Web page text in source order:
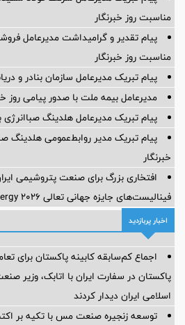
مناسبت روز خبرنگار
پیام تقدیر و گرامیداشت مدیرعامل
مناسبت روز خبرنگار
پیام تبریک مدیرعامل سازمان بنادر و
مدیرعامل بیمه ملت با صدور پیامی روز
پیام تبریک مدیرعامل هلدینگ صباانرژی
پیام تبریک مدیر روابط‌عمومی هلدینگ
خبرنگار
افتخاری بزرگ برای صنعت پتروشیمی
فینالیست‌های جایزه جهانی تعالی WPC Energy 2026 قرار گرفت
اخبار پربازدید
اجماع کم‌سابقه کابینه پاکستان برای
پاکستان در سفارت ایران با اتابک، وزیر
اسلامی ایران دیدار کردند
توسعه زنجیره صنعت مس با تکیه بر